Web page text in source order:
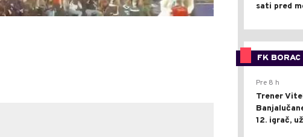
sati pred
FK BORAC
Pre 8 h
Trener
12. igrač,